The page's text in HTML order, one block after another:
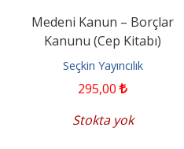
Medeni Kanun – Borçlar
Kanunu (Cep Kitabı)
Seçkin Yayıncılık
295,00
Stokta yok